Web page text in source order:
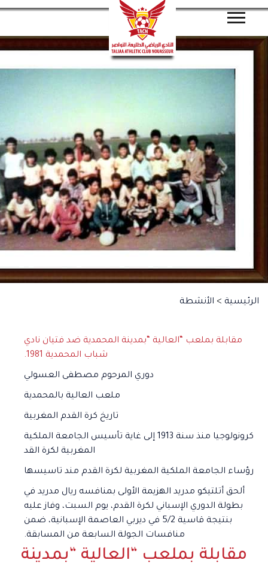
الرئيسية > الأنشطة
مقابلة بملعب “العالية “بمدينة المحمدية ضد فتيان نادي
شباب المحمدية 1981.
دوري المرحوم مصطفى العسولي
ملعب العالية بالمحمدية
تاريخ كرة القدم المغربية
كرونولوجيا منذ سنة 1913 إلى غاية تأسيس الجامعة الملكية
المغربية لكرة القد
رؤساء الجامعة الملكية المغربية لكرة القدم مند تاسيسها
ألحق أتلتيكو مدريد الهزيمة الأولى بمنافسه ريال مدريد في
بطولة الدوري الإسباني لكرة القدم، يوم السبت، وفاز عليه
بنتيجة قاسية 5/2 في ديربي العاصمة الإسبانية، ضمن
منافسات الجولة السابعة من المسابقة.
مقابلة بملعب “العالية “بمدينة